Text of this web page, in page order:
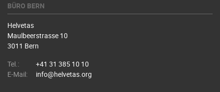
BÜRO BERN
Helvetas
Maulbeerstrasse 10
3011 Bern
Tel.:
+41 31 385 10 10
E-Mail:
info@helvetas.org